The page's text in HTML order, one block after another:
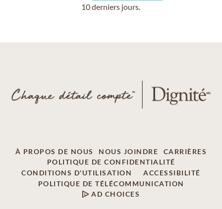
10 derniers jours.
À PROPOS DE NOUS NOUS JOINDRE
CARRIÈRES
POLITIQUE DE CONFIDENTIALITÉ
CONDITIONS D'UTILISATION
ACCESSIBILITÉ
POLITIQUE DE TÉLÉCOMMUNICATION
AD CHOICES